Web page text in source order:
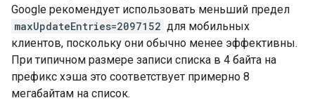
Google рекомендует использовать меньший предел
maxUpdateEntries=2097152 для мобильных
клиентов, поскольку они обычно менее эффективны.
При типичном размере записи списка в 4 байта на
префикс хэша это соответствует примерно 8
мегабайтам на список.